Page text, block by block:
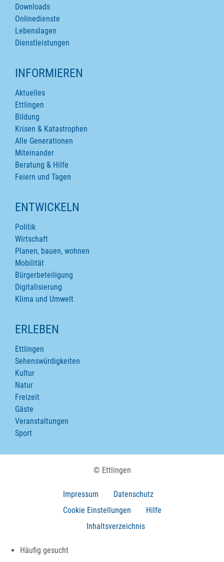
Downloads
Onlinedienste
Lebenslagen
Dienstleistungen
INFORMIEREN
Aktuelles
Ettlingen
Bildung
Krisen & Katastrophen
Alle Generationen
Miteinander
Beratung & Hilfe
Feiern und Tagen
ENTWICKELN
Politik
Wirtschaft
Planen, bauen, wohnen
Mobilität
Bürgerbeteiligung
Digitalisierung
Klima und Umwelt
ERLEBEN
Ettlingen
Sehenswürdigkeiten
Kultur
Natur
Freizeit
Gäste
Veranstaltungen
Sport
© Ettlingen
Impressum
Datenschutz
Cookie Einstellungen
Hilfe
Inhaltsverzeichnis
Häufig gesucht